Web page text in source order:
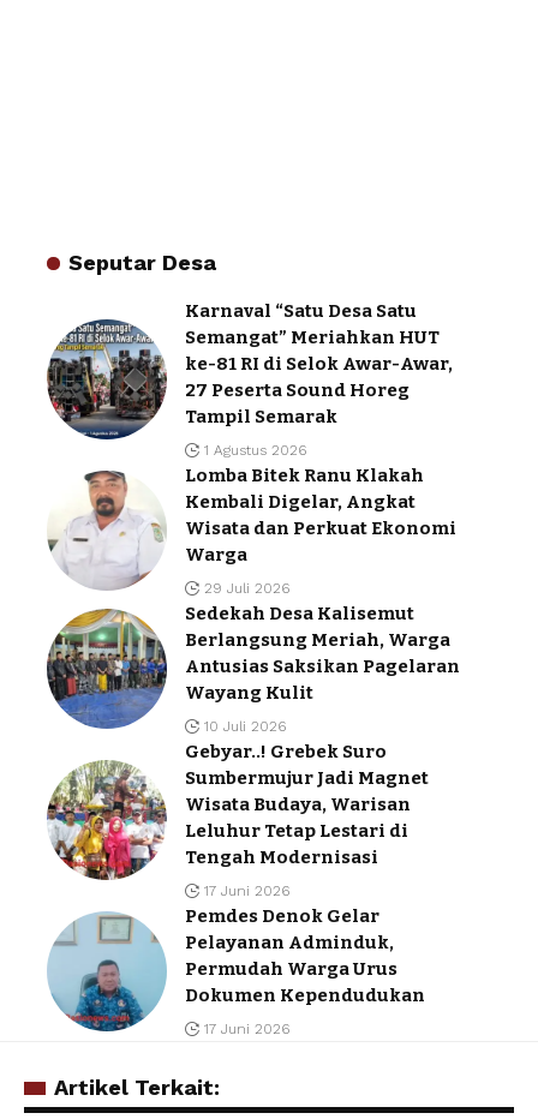
Seputar Desa
Karnaval “Satu Desa Satu
Semangat” Meriahkan HUT
ke-81 RI di Selok Awar-Awar,
27 Peserta Sound Horeg
Tampil Semarak
1 Agustus 2026
Lomba Bitek Ranu Klakah
Kembali Digelar, Angkat
Wisata dan Perkuat Ekonomi
Warga
29 Juli 2026
Sedekah Desa Kalisemut
Berlangsung Meriah, Warga
Antusias Saksikan Pagelaran
Wayang Kulit
10 Juli 2026
Gebyar..! Grebek Suro
Sumbermujur Jadi Magnet
Wisata Budaya, Warisan
Leluhur Tetap Lestari di
Tengah Modernisasi
17 Juni 2026
Pemdes Denok Gelar
Pelayanan Adminduk,
Permudah Warga Urus
Dokumen Kependudukan
17 Juni 2026
Artikel Terkait: